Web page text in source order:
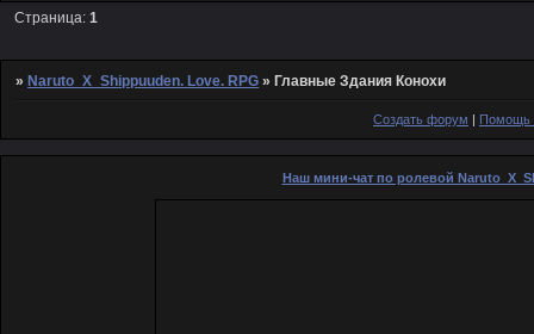
Страница:1
» Naruto_X_Shippuuden. Love. RPG » Главные Здания Конохи
Создать форум | Помощь
Наш мини-чат по ролевой